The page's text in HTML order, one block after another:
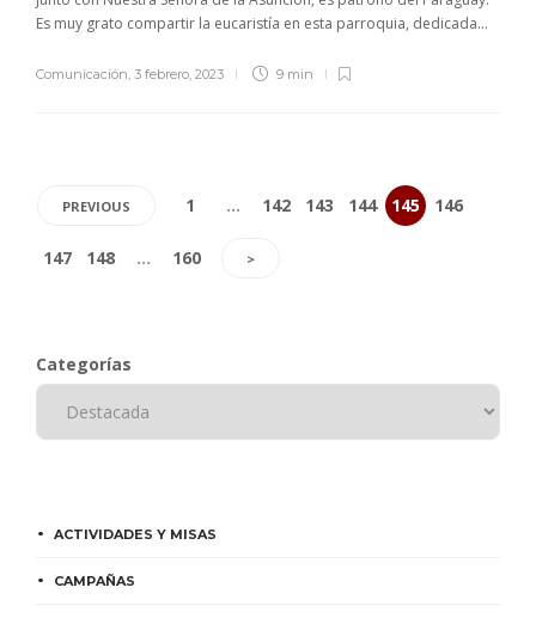
Es muy grato compartir la eucaristía en esta parroquia, dedicada...
Comunicación, 3 febrero, 2023 9 min
PREVIOUS 1 … 142 143 144 145 146
147 148 … 160 >
Categorías
ACTIVIDADES Y MISAS
CAMPAÑAS